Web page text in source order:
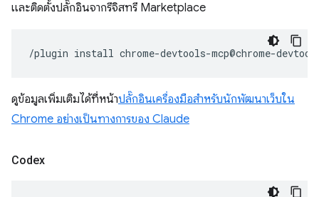
และติดตั้งปลั๊กอินจากรีจิสทรี Marketplace
/plugin install
ดูข้อมูลเพิ่มเติมได้ที่หน้าปลั๊กอินเครื่องมือสำหรับนักพัฒนาเว็บใน
Chrome อย่างเป็นทางการของ Claude
Codex